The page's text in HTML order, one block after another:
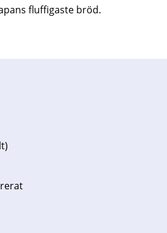
fluffigaste bröd.